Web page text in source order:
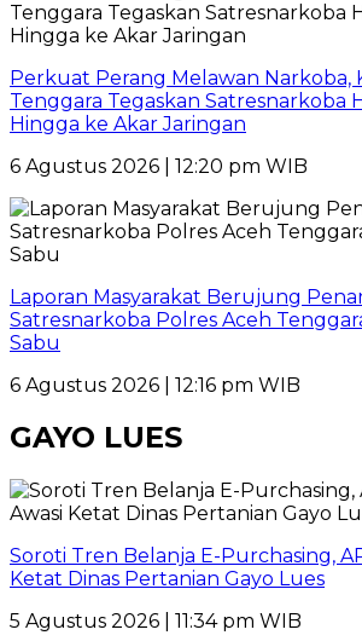
Perkuat Perang Melawan Narkoba,
Tenggara Tegaskan Satresnarkoba
Hingga ke Akar Jaringan
6 Agustus 2026 | 12:20 pm WIB
Laporan Masyarakat Berujung
Satresnarkoba Polres Aceh
Sabu
6 Agustus 2026 | 12:16 pm WIB
GAYO LUES
Soroti Tren Belanja E-Purchasing,
Ketat Dinas Pertanian Gayo Lues
5 Agustus 2026 | 11:34 pm WIB